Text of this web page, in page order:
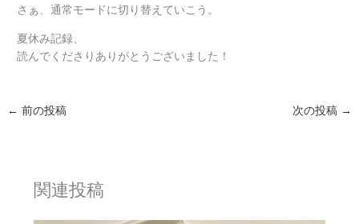
さぁ、通常モードに切り替えていこう。
夏休み記録、
読んでくださりありがとうございました！
← 前の投稿 次の投稿 →
関連投稿